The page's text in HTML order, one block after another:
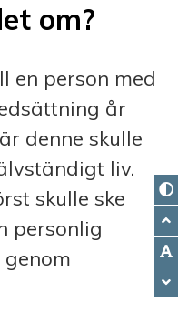
om?
en person med
år
denne skulle
liv.
skulle ske
personlig